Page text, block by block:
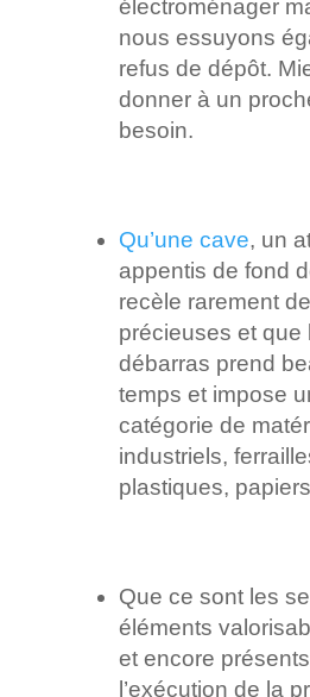
électroménager
nous essuyons
refus de dépôt.
donner à un
besoin.
Qu’une cave, un
appentis de fond
recèle rarement
précieuses et que
débarras prend
temps et impose
catégorie de
industriels,
plastiques,
Que ce sont les
éléments
et encore
l’exécution de la